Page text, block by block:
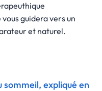
guidera vers un
et naturel.
sommeil, expliqué en